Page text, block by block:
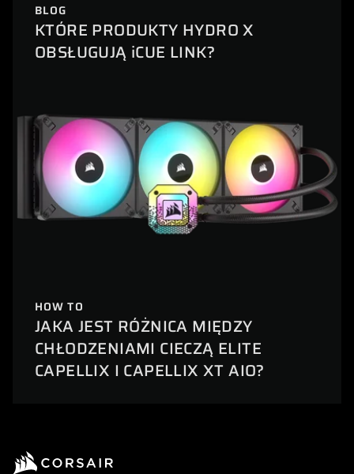
BLOG
KTÓRE PRODUKTY HYDRO X
OBSŁUGUJĄ iCUE LINK?
HOW TO
JAKA JEST RÓŻNICA MIĘDZY
CHŁODZENIAMI CIECZĄ ELITE
CAPELLIX I CAPELLIX XT AIO?